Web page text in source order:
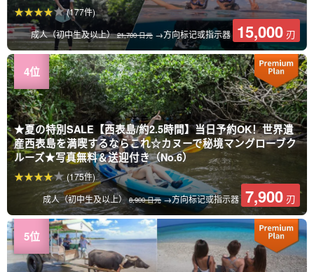
成人（初中生及以上）21,700 日元 →方向标记或指示器 15,000 刃
(177件)
★夏の特別SALE【西表島/約2.5時間】当日予約OK！世界遺
産西表島を満喫するならこれ☆カヌーで秘境マングローブク
ルーズ★写真無料＆送迎付き（No.6）
成人（初中生及以上）8,900 日元→方向标记或指示器 7,900 刃
(175件)